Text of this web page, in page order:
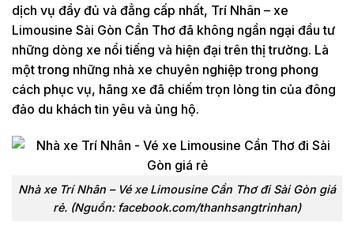
dịch vụ đầy đủ và đẳng cấp nhất, Trí Nhân – xe
Limousine Sài Gòn Cần Thơ đã không ngần ngại đầu tư
những dòng xe nổi tiếng và hiện đại trên thị trường. Là
một trong những nhà xe chuyên nghiệp trong phong
cách phục vụ, hãng xe đã chiếm trọn lòng tin của đông
đảo du khách tin yêu và ủng hộ.
Nhà xe Trí Nhân – Vé xe Limousine Cần Thơ đi Sài Gòn giá
rẻ. (Nguồn: facebook.com/thanhsangtrinhan)